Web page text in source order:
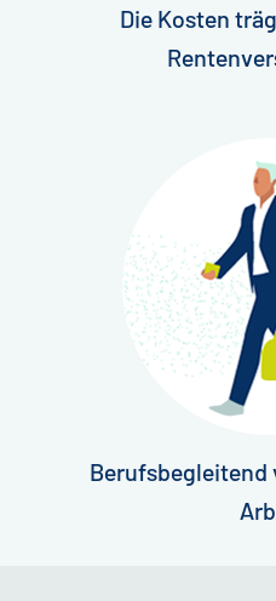
Die Kosten
Berufsbegleitend